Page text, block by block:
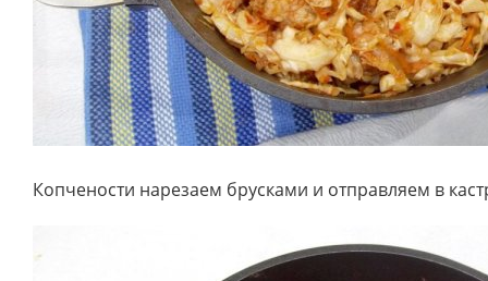
Копчености нарезаем брусками и отправляем в